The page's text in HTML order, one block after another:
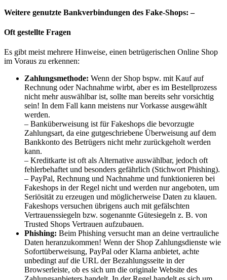
Weitere genutzte Bankverbindungen des Fake-Shops: –
Oft gestellte Fragen
Es gibt meist mehrere Hinweise, einen betrügerischen Online Shop
im Voraus zu erkennen:
Zahlungsmethode: Wenn der Shop bspw. mit Kauf auf
Rechnung oder Nachnahme wirbt, aber es im Bestellprozess
nicht mehr auswählbar ist, sollte man bereits sehr vorsichtig
sein! In dem Fall kann meistens nur Vorkasse ausgewählt
werden.
– Banküberweisung ist für Fakeshops die bevorzugte
Zahlungsart, da eine gutgeschriebene Überweisung auf dem
Bankkonto des Betrügers nicht mehr zurückgeholt werden
kann.
– Kreditkarte ist oft als Alternative auswählbar, jedoch oft
fehlerbehaftet und besonders gefährlich (Stichwort Phishing).
– PayPal, Rechnung und Nachnahme und funktionieren bei
Fakeshops in der Regel nicht und werden nur angeboten, um
Seriösität zu erzeugen und möglicherweise Daten zu klauen.
Fakeshops versuchen übrigens auch mit gefälschten
Vertrauenssiegeln bzw. sogenannte Gütesiegeln z. B. von
Trusted Shops Vertrauen aufzubauen.
Phishing: Beim Phishing versucht man an deine vertrauliche
Daten heranzukommen! Wenn der Shop Zahlungsdienste wie
Sofortüberweisung, PayPal oder Klarna anbietet, achte
unbedingt auf die URL der Bezahlungsseite in der
Browserleiste, ob es sich um die originale Website des